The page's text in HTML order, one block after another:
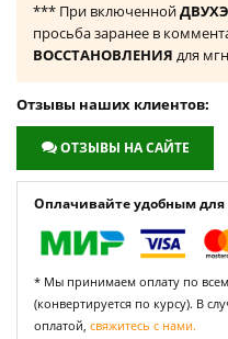
*** При включенной
просьба заранее в
ВОССТАНОВЛЕНИЯ для
Отзывы наших клиентов:
ОТЗЫВЫ НА САЙТЕ
Оплачивайте удобным для
* Мы принимаем оплату по
(конвертируется по курсу). В
оплатой, свяжитесь с нами.